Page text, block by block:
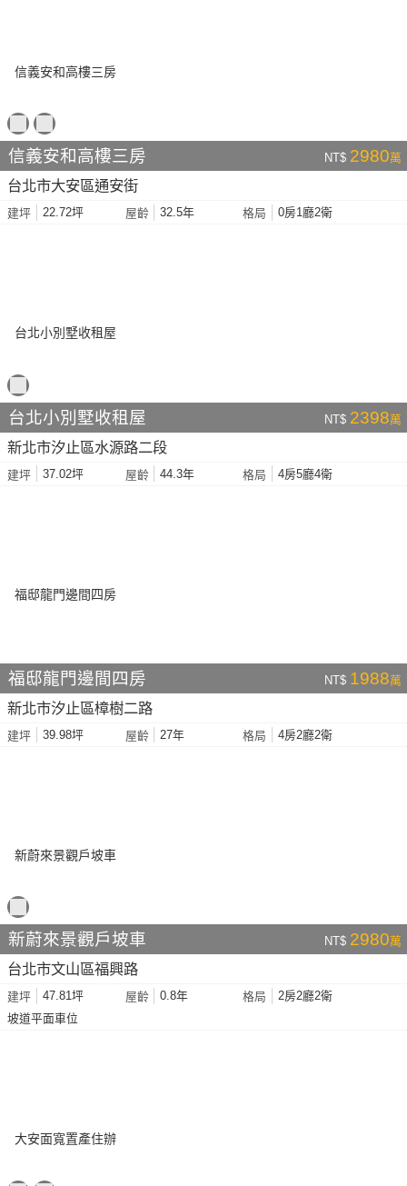
信義安和高樓三房 NT$ 2980萬
台北市大安區通安街
建坪 22.72坪 屋齡 32.5年 格局 0房1廳2衛
台北小別墅收租屋 NT$ 2398萬
新北市汐止區水源路二段
建坪 37.02坪 屋齡 44.3年 格局 4房5廳4衛
福邸龍門邊間四房 NT$ 1988萬
新北市汐止區樟樹二路
建坪 39.98坪 屋齡 27年 格局 4房2廳2衛
新蔚來景觀戶坡車 NT$ 2980萬
台北市文山區福興路
建坪 47.81坪 屋齡 0.8年 格局
2房2廳2衛
坡道平面車位